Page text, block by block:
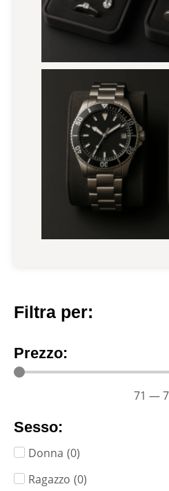
Filtra per:
Prezzo:
71 —
Sesso:
Donna (0)
Ragazzo (0)